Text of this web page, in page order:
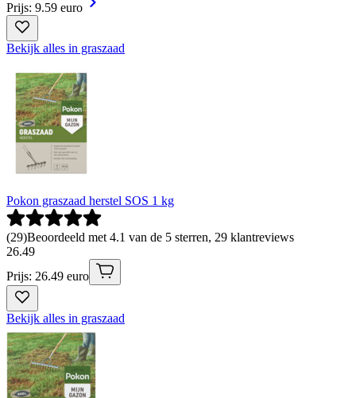
Prijs: 9.59 euro
Bekijk alles in graszaad
Pokon graszaad herstel SOS 1 kg
(29)Beoordeeld met 4.1 van de 5 sterren, 29 klantreviews
26.49
Prijs: 26.49 euro
Bekijk alles in graszaad